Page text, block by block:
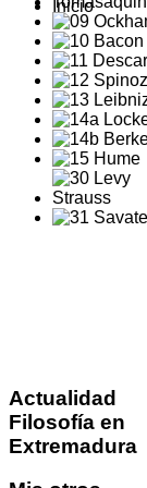
Inicio
Actualidad
Filosofía en
Extremadura